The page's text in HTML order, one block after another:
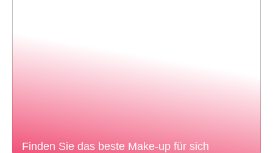
Finden Sie das beste Make-up für sich